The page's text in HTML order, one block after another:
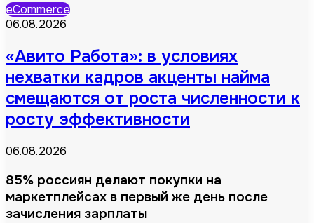
eCommerce
06.08.2026
«Авито Работа»: в условиях
нехватки кадров акценты найма
смещаются от роста численности к
росту эффективности
06.08.2026
85% россиян делают покупки на
маркетплейсах в первый же день после
зачисления зарплаты